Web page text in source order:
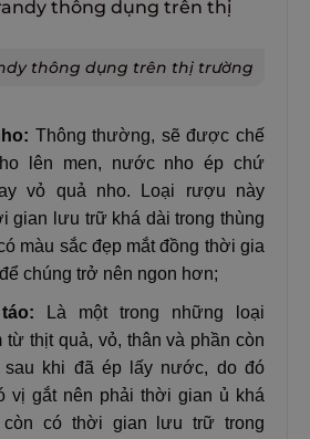
thông dụng trên thị trường
Thông thường, sẽ được chế
lên men, nước nho ép chứ
vỏ quả nho. Loại rượu này
gian lưu trữ khá dài trong thùng
màu sắc đẹp mắt đồng thời gia
chúng trở nên ngon hơn;
Là một trong những loại
từ thịt quả, vỏ, thân và phần còn
sau khi đã ép lấy nước, do đó
vị gắt nên phải thời gian ủ khá
còn có thời gian lưu trữ trong